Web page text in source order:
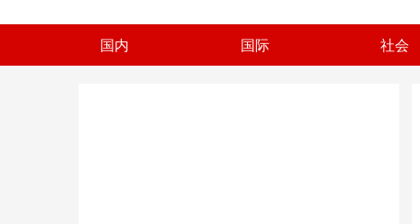
国内 国际 社会